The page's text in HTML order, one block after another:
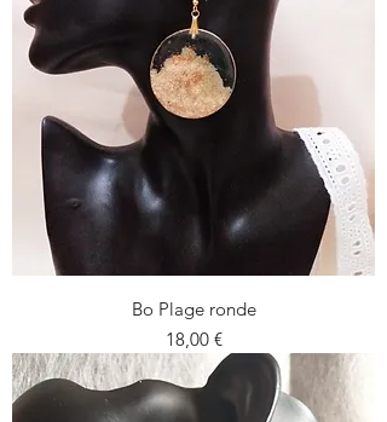
Bo Plage ronde
Preis
18,00 €